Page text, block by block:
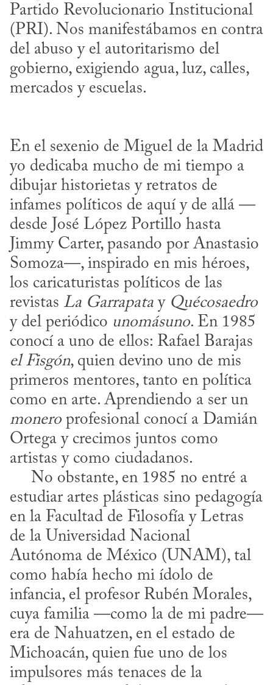
Partido Revolucionario Institucional
(PRI). Nos manifestábamos en contra
del abuso y el autoritarismo del
gobierno, exigiendo agua, luz, calles,
En el sexenio de Miguel de la Madrid
yo dedicaba mucho de mi tiempo a
dibujar historietas y retratos de
infames políticos de aquí y de allá —
desde José López Portillo hasta
Jimmy Carter, pasando por Anastasio
Somoza—, inspirado en mis héroes,
los caricaturistas políticos de las
revistas La Garrapata y Quécosaedro
y del periódico unomásuno. En 1985
el Fisgón, quien devino uno de mis
primeros mentores, tanto en política
monero profesional conocí a Damián
Ortega y crecimos juntos como
artistas y como ciudadanos.
estudiar artes plásticas sino pedagogía
en la Facultad de Filosofía y Letras
de la Universidad Nacional
Autónoma de México (UNAM), tal
como había hecho mi ídolo de
infancia, el profesor Rubén Morales,
cuya familia —como la de mi padre—
era de Nahuatzen, en el estado de
Michoacán, quien fue uno de los
impulsores más tenaces de la